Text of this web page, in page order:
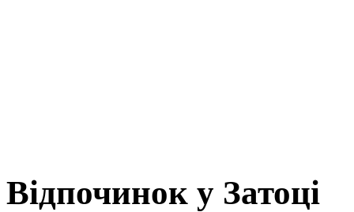
Відпочинок у Затоці